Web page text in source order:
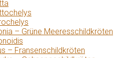
– Grüne Meeresschildkröten
– Fransenschildkröten